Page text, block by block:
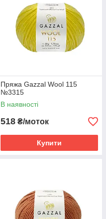
Пряжа Gazzal Wool 115
№3315
В наявності
518 ₴/моток
Купити